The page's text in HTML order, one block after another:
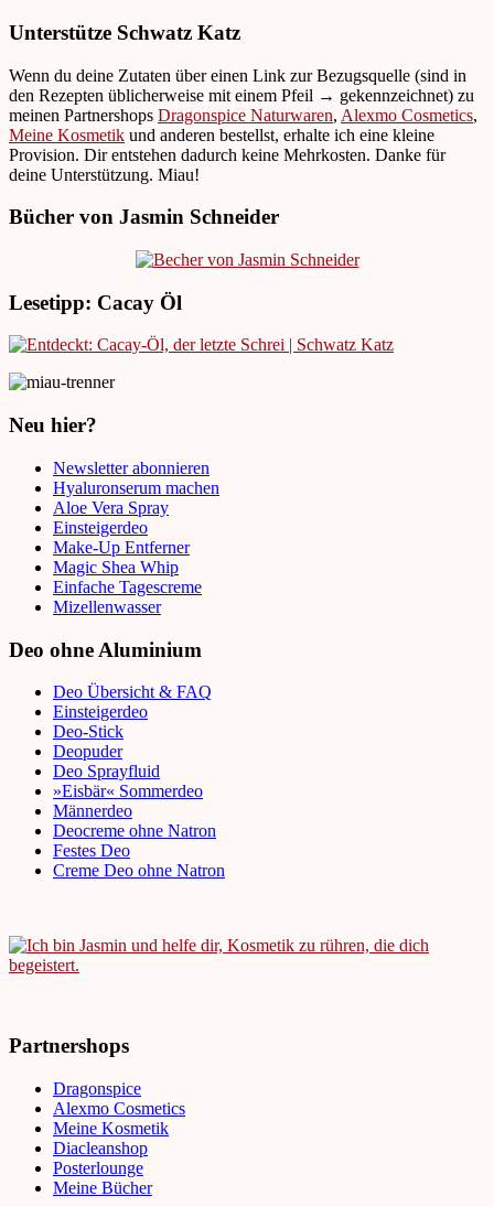
Unterstütze Schwatz Katz
Wenn du deine Zutaten über einen Link zur Bezugsquelle (sind in
den Rezepten üblicherweise mit einem Pfeil → gekennzeichnet) zu
meinen Partnershops Dragonspice Naturwaren, Alexmo Cosmetics,
Meine Kosmetik und anderen bestellst, erhalte ich eine kleine
Provision. Dir entstehen dadurch keine Mehrkosten. Danke für
deine Unterstützung. Miau!
Bücher von Jasmin Schneider
Lesetipp: Cacay Öl
Neu hier?
Newsletter abonnieren
Hyaluronserum machen
Aloe Vera Spray
Einsteigerdeo
Make-Up Entferner
Magic Shea Whip
Einfache Tagescreme
Mizellenwasser
Deo ohne Aluminium
Deo Übersicht & FAQ
Einsteigerdeo
Deo-Stick
Deopuder
Deo Sprayfluid
»Eisbär« Sommerdeo
Männerdeo
Deocreme ohne Natron
Festes Deo
Creme Deo ohne Natron
Partnershops
Dragonspice
Alexmo Cosmetics
Meine Kosmetik
Diacleanshop
Posterlounge
Meine Bücher